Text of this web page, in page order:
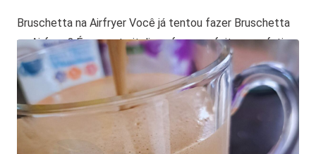
Bruschetta na Airfryer Você já tentou fazer Bruschetta
na Airfryer? É um prato italiano famoso, feito com fatias
de pão crocante, azeite e diversos ingredientes
saborosos por cima. E, com a airfryer, você pode
prepará-las de forma mais fácil, rápida e diferenciada.
Você pode ser criativo na escolha dos ingredientes,
desde os clássicos até combinações